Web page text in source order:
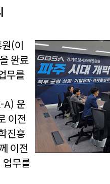
(이
완료
무를
A) 운
이전
진흥
이전
업무를